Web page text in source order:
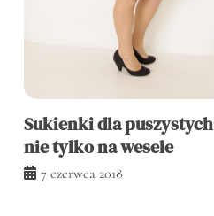
Sukienki dla puszystych
nie tylko na wesele
7 czerwca 2018